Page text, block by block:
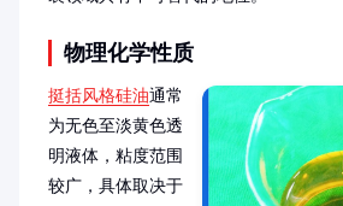
物理化学性质
挺括风格硅油通常
为无色至淡黄色透
明液体，粘度范围
较广，具体取决于